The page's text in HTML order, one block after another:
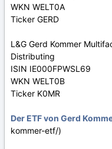
WKN WELT0A
Ticker GERD
L&G Gerd Kommer
Distributing
ISIN IE000FPWSL69
WKN WELT0B
Ticker K0MR
Der ETF von Gerd
kommer-etf/)